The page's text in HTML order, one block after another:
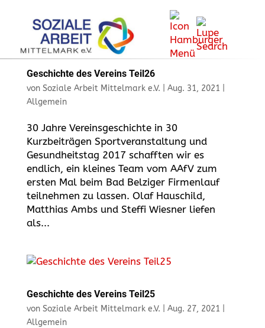
Geschichte des Vereins Teil26
von Soziale Arbeit Mittelmark e.V. Aug. 31, 2021
Allgemein
30 Jahre Vereinsgeschichte in 30
Kurzbeiträgen Sportveranstaltung und
Gesundheitstag 2017 schafften wir es
endlich, ein kleines Team vom AAfV zum
ersten Mal beim Bad Belziger Firmenlauf
teilnehmen zu lassen. Olaf Hauschild,
Matthias Ambs und Steffi Wiesner liefen
als...
Geschichte des Vereins Teil25
von Soziale Arbeit Mittelmark e.V. Aug. 27, 2021
Allgemein